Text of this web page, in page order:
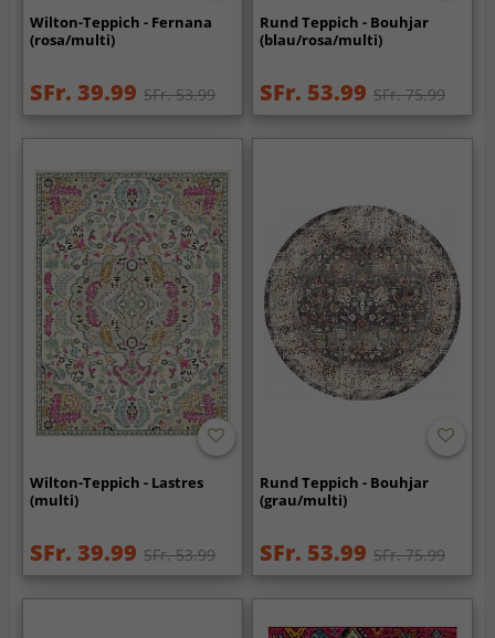
Wilton-Teppich - Fernana
(rosa/multi)
SFr. 39.99 SFr. 53.99
Rund Teppich - Bouhjar
(blau/rosa/multi)
SFr. 53.99 SFr. 75.99
Wilton-Teppich - Lastres
(multi)
SFr. 39.99 SFr. 53.99
Rund Teppich - Bouhjar
(grau/multi)
SFr. 53.99 SFr. 75.99